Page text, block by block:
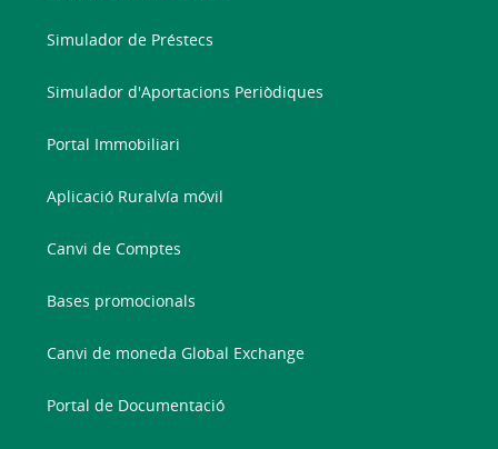
Simulador de Préstecs
Simulador d'Aportacions Periòdiques
Portal Immobiliari
Aplicació Ruralvía móvil
Canvi de Comptes
Bases promocionals
Canvi de moneda Global Exchange
Portal de Documentació